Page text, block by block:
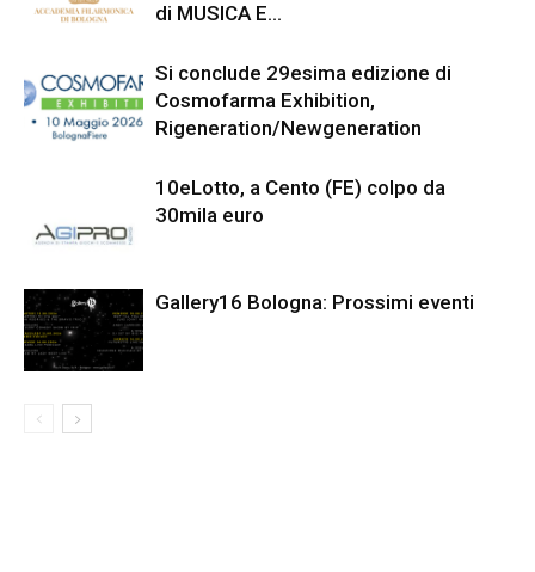
di MUSICA E…
Si conclude 29esima edizione di
Cosmofarma Exhibition,
Rigeneration/Newgeneration
10eLotto, a Cento (FE) colpo da
30mila euro
Gallery16 Bologna: Prossimi eventi